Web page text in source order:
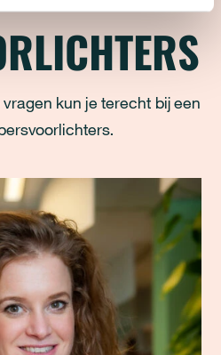
kun je terecht bij een